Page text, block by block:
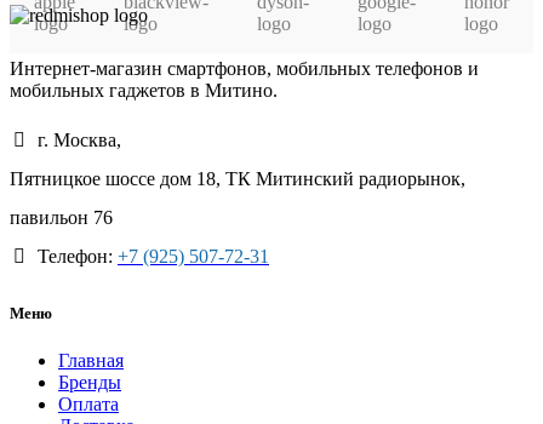
Интернет-магазин смартфонов, мобильных телефонов и
мобильных гаджетов в Митино.
г. Москва,
Пятницкое шоссе дом 18, ТК Митинский радиорынок,
павильон 76
Телефон: +7 (925) 507-72-31
Меню
Главная
Бренды
Оплата